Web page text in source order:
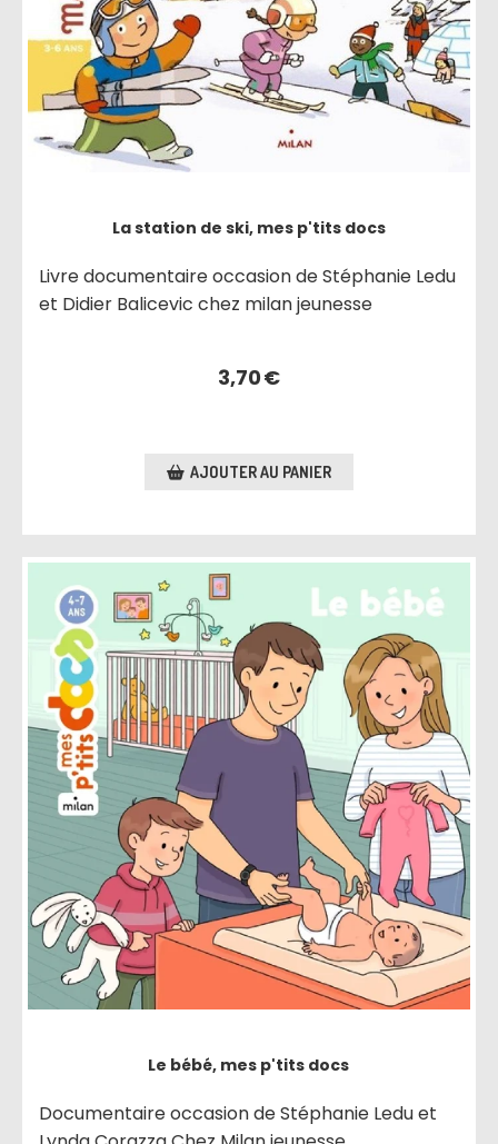
La station de ski, mes p'tits docs
Livre documentaire occasion de Stéphanie Ledu
et Didier Balicevic chez milan jeunesse
3,70€
AJOUTER AU PANIER
Le bébé, mes p'tits docs
Documentaire occasion de Stéphanie Ledu et